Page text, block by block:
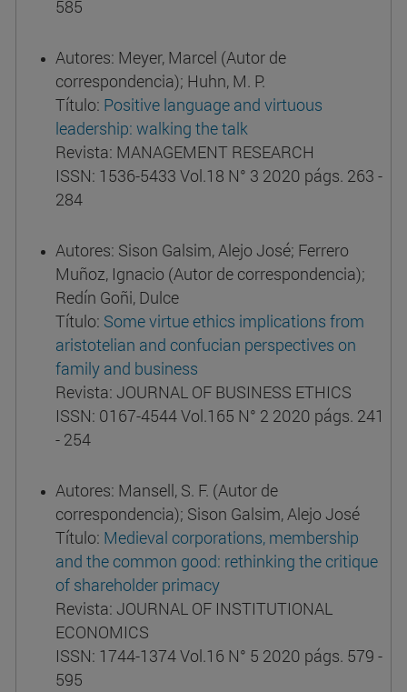
585
Autores: Meyer, Marcel (Autor de
correspondencia); Huhn, M. P.
Título: Positive language and virtuous
leadership: walking the talk
Revista: MANAGEMENT RESEARCH
ISSN: 1536-5433 Vol.18 N° 3 2020 págs. 263 -
284
Autores: Sison Galsim, Alejo José; Ferrero
Muñoz, Ignacio (Autor de correspondencia);
Redín Goñi, Dulce
Título: Some virtue ethics implications from
aristotelian and confucian perspectives on
family and business
Revista: JOURNAL OF BUSINESS ETHICS
ISSN: 0167-4544 Vol.165 N° 2 2020 págs. 241
- 254
Autores: Mansell, S. F. (Autor de
correspondencia); Sison Galsim, Alejo José
Título: Medieval corporations, membership
and the common good: rethinking the critique
of shareholder primacy
Revista: JOURNAL OF INSTITUTIONAL
ECONOMICS
ISSN: 1744-1374 Vol.16 N° 5 2020 págs. 579 -
595